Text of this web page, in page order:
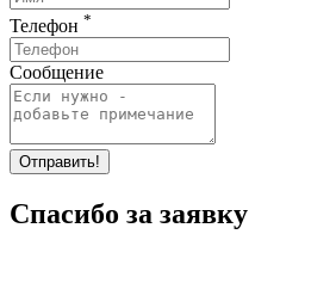
Телефон *
Сообщение
Отправить!
Спасибо за заявку